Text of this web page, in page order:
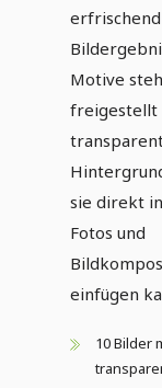
Motive
freigestellt
sie direkt
Fotos und
einfügen
10 Bilder